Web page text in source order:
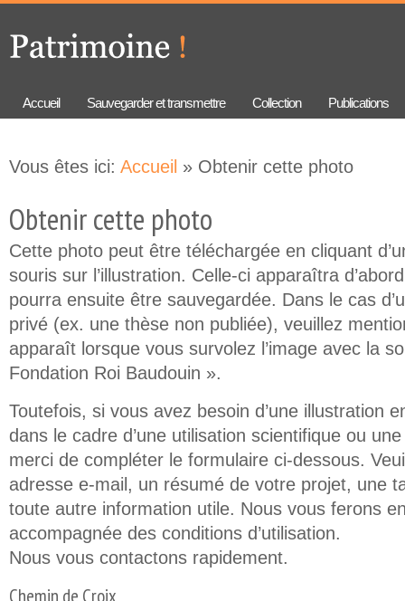
principal
Accueil Sauvegarder et transmettre Collection Publications
Vous êtes ici: Accueil » Obtenir cette photo
Obtenir cette photo
Cette photo peut être téléchargée en cliquant
souris sur l’illustration. Celle-ci apparaîtra
pourra ensuite être sauvegardée. Dans le cas
privé (ex. une thèse non publiée), veuillez
apparaît lorsque vous survolez l’image avec la
Fondation Roi Baudouin ».
Toutefois, si vous avez besoin d’une illustration
dans le cadre d’une utilisation scientifique ou
merci de compléter le formulaire ci-dessous.
adresse e-mail, un résumé de votre projet, une
toute autre information utile. Nous vous ferons
accompagnée des conditions d’utilisation.
Nous vous contactons rapidement.
Chemin de Croix